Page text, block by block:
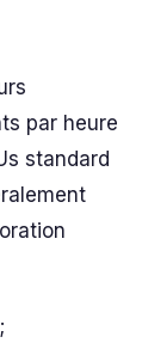
par heure
standard